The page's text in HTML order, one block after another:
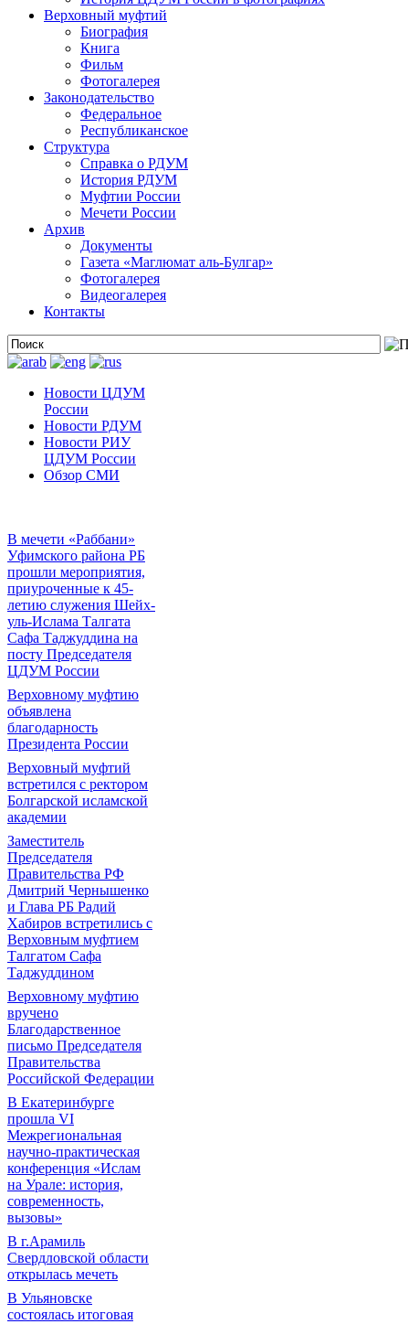
Верховный муфтий
Биография
Книга
Фильм
Фотогалерея
Законодательство
Федеральное
Республиканское
Структура
Справка о РДУМ
История РДУМ
Муфтии России
Мечети России
Архив
Документы
Газета «Маглюмат аль-Булгар»
Фотогалерея
Видеогалерея
Контакты
Новости ЦДУМ
России
Новости РДУМ
Новости РИУ
ЦДУМ России
Обзор СМИ
В мечети «Раббани»
Уфимского района РБ
прошли мероприятия,
приуроченные к 45-
летию служения Шейх-
уль-Ислама Талгата
Сафа Таджуддина на
посту Председателя
ЦДУМ России
Верховному муфтию
объявлена
благодарность
Президента России
Верховный муфтий
встретился с ректором
Болгарской исламской
академии
Заместитель
Председателя
Правительства РФ
Дмитрий Чернышенко
и Глава РБ Радий
Хабиров встретились с
Верховным муфтием
Талгатом Сафа
Таджуддином
Верховному муфтию
вручено
Благодарственное
письмо Председателя
Правительства
Российской Федерации
В Екатеринбурге
прошла VI
Межрегиональная
научно-практическая
конференция «Ислам
на Урале: история,
современность,
вызовы»
В г.Арамиль
Свердловской области
открылась мечеть
В Ульяновске
состоялась итоговая